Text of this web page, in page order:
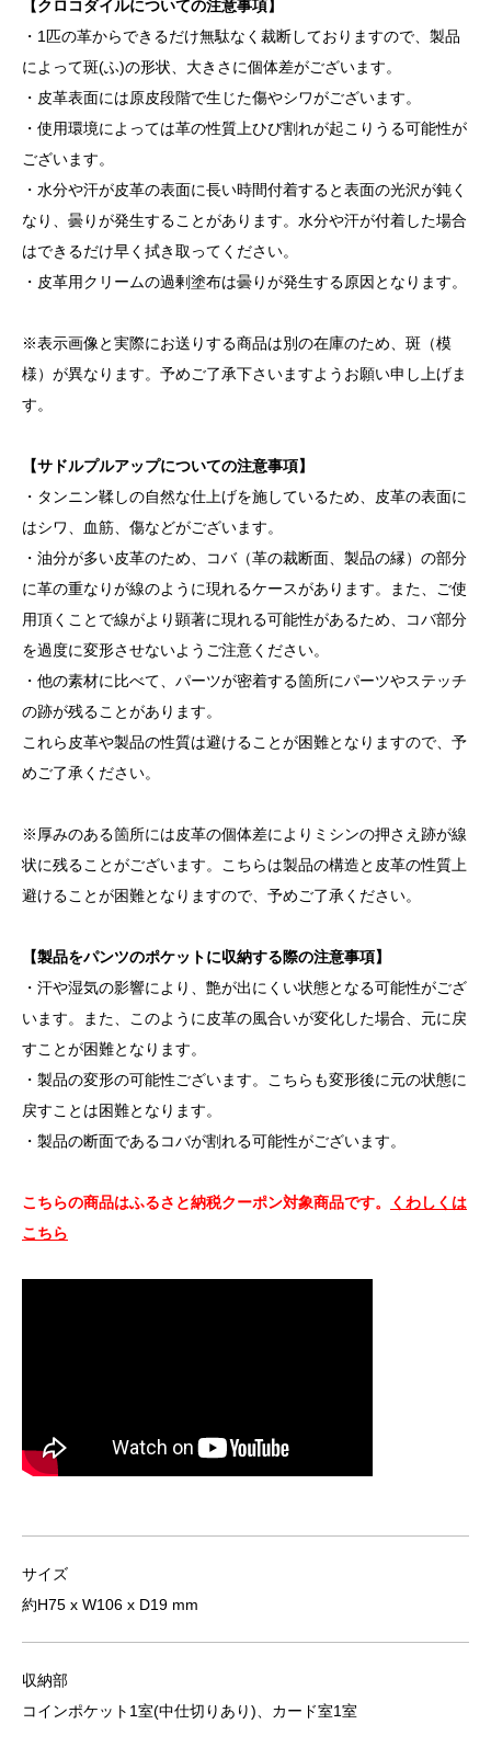
【クロコダイルについての注意事項】
・1匹の革からできるだけ無駄なく裁断しておりますので、製品
によって斑(ふ)の形状、大きさに個体差がございます。
・皮革表面には原皮段階で生じた傷やシワがございます。
・使用環境によっては革の性質上ひび割れが起こりうる可能性が
ございます。
・水分や汗が皮革の表面に長い時間付着すると表面の光沢が鈍く
なり、曇りが発生することがあります。水分や汗が付着した場合
はできるだけ早く拭き取ってください。
・皮革用クリームの過剰塗布は曇りが発生する原因となります。
※表示画像と実際にお送りする商品は別の在庫のため、斑（模
様）が異なります。予めご了承下さいますようお願い申し上げま
す。
【サドルプルアップについての注意事項】
・タンニン鞣しの自然な仕上げを施しているため、皮革の表面に
はシワ、血筋、傷などがございます。
・油分が多い皮革のため、コバ（革の裁断面、製品の縁）の部分
に革の重なりが線のように現れるケースがあります。また、ご使
用頂くことで線がより顕著に現れる可能性があるため、コバ部分
を過度に変形させないようご注意ください。
・他の素材に比べて、パーツが密着する箇所にパーツやステッチ
の跡が残ることがあります。
これら皮革や製品の性質は避けることが困難となりますので、予
めご了承ください。
※厚みのある箇所には皮革の個体差によりミシンの押さえ跡が線
状に残ることがございます。こちらは製品の構造と皮革の性質上
避けることが困難となりますので、予めご了承ください。
【製品をパンツのポケットに収納する際の注意事項】
・汗や湿気の影響により、艶が出にくい状態となる可能性がござ
います。また、このように皮革の風合いが変化した場合、元に戻
すことが困難となります。
・製品の変形の可能性ございます。こちらも変形後に元の状態に
戻すことは困難となります。
・製品の断面であるコバが割れる可能性がございます。
こちらの商品はふるさと納税クーポン対象商品です。
くわしくは
こちら
サイズ
約H75 x W106 x D19 mm
収納部
コインポケット1室(中仕切りあり)、カード室1室